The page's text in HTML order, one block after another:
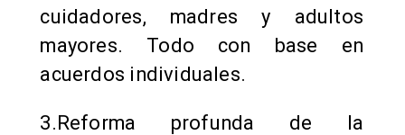
cuidadores, madres y adultos
mayores. Todo con base en
acuerdos individuales.
3.Reforma profunda de la